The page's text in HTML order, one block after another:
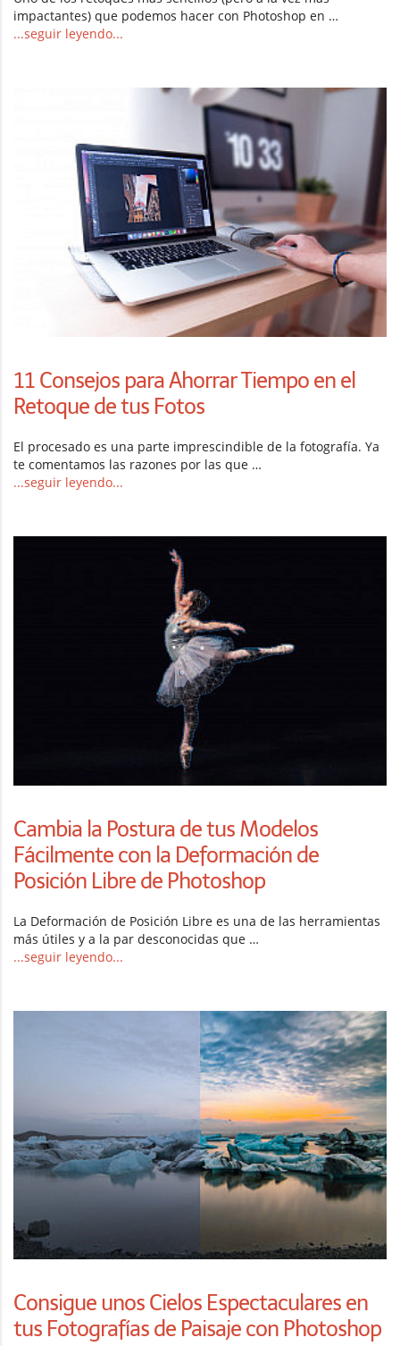
impactantes) que podemos hacer con Photoshop en …
...seguir leyendo...
11 Consejos para Ahorrar Tiempo en el
Retoque de tus Fotos
El procesado es una parte imprescindible de la fotografía. Ya
te comentamos las razones por las que …
...seguir leyendo...
Cambia la Postura de tus Modelos
Fácilmente con la Deformación de
Posición Libre de Photoshop
La Deformación de Posición Libre es una de las herramientas
más útiles y a la par desconocidas que …
...seguir leyendo...
Consigue unos Cielos Espectaculares en
tus Fotografías de Paisaje con Photoshop